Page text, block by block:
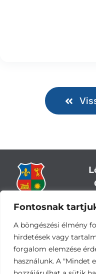
Fontosnak
A böngészési élmény
hirdetések vagy
forgalom elemzése
használunk. A
Cím:5743
Központi
E-mail: